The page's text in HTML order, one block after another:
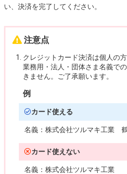
い、決済を完了してください。
注意点
クレジットカード決済は個人の
業務用・法人・団体さま名義で
きません。ご了承願います。
例
カード使える
名義：株式会社ツルマキ工業
カード使えない
名義：株式会社ツルマキ工業